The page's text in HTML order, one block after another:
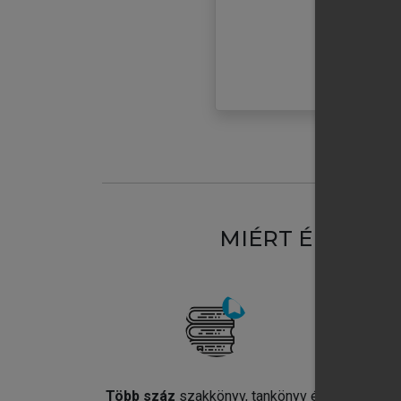
MIÉRT
Több száz szakkönyv, tankönyv és